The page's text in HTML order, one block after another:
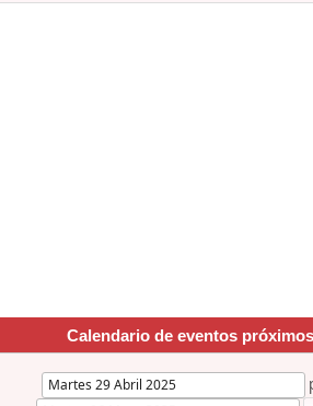
Calendario de eventos próximos